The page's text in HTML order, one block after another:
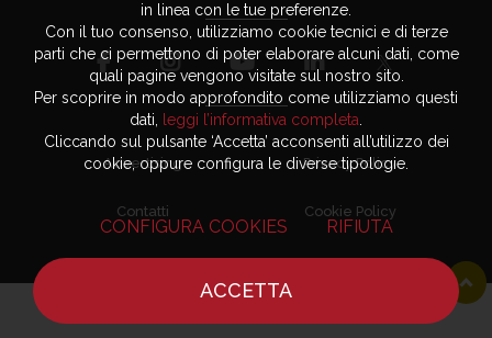
Advertising
Contatti
Privacy Policy
Cookie Policy
in linea con le tue preferenze.
Con il tuo consenso, utilizziamo cookie tecnici e di terze
parti che ci permettono di poter elaborare alcuni dati, come
quali pagine vengono visitate sul nostro sito.
Per scoprire in modo approfondito come utilizziamo questi
dati,
leggi l’informativa completa
Cliccando sul pulsante ‘Accetta’ acconsenti all’utilizzo dei
cookie, oppure configura le diverse tipologie.
CONFIGURA COOKIES RIFIUTA
ACCETTA